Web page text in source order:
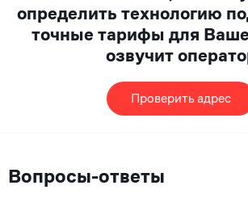
определить технологию
точные тарифы для
озвучит
Проверить адрес
Вопросы-ответы